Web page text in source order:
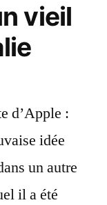
vieil
d’Apple :
idée
un autre
il a été